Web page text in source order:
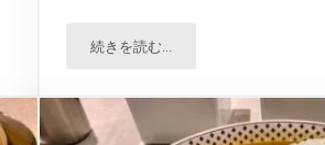
カレーを食す続きを読む…北摂スパイス研究所で人気の